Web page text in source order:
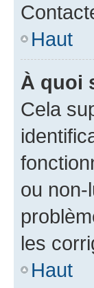
Haut
À quoi
Cela
ou non-
les
Haut